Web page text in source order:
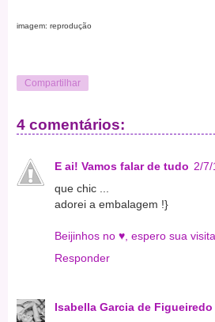
imagem: reprodução
Compartilhar
4 comentários:
E ai! Vamos falar de tudo 2/7/
que chic ...
adorei a embalagem !}
Beijinhos no ♥, espero sua
Responder
Isabella Garcia de Figueiredo